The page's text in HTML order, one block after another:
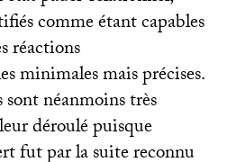
comme étant capables
réactions
minimales mais précises.
néanmoins très
déroulé puisque
fut par la suite reconnu